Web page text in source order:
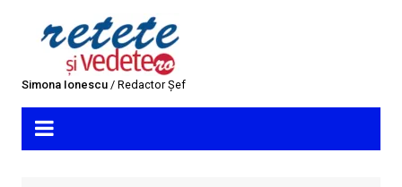
Simona Ionescu/ Redactor Șef